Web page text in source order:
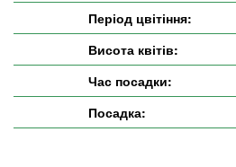
Період цвітіння:
Висота квітів:
Час посадки:
Посадка: